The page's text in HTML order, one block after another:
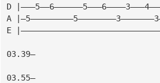
D
A
E
03.39—
03.55—